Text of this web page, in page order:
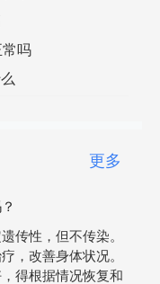
吗
更多
传性，但不传染。
，改善身体状况。
得根据情况恢复和